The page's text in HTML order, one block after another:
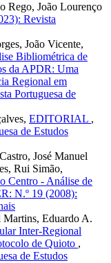
Rego, João Lourenço
Revista
João Vicente,
Bibliométrica de
da APDR: Uma
Regional em
Portuguesa de
EDITORIAL ,
de Estudos
José Manuel
Rui Simão,
Centro - Análise de
N.º 19 (2008):
Martins, Eduardo A.
Inter-Regional
de Quioto ,
de Estudos